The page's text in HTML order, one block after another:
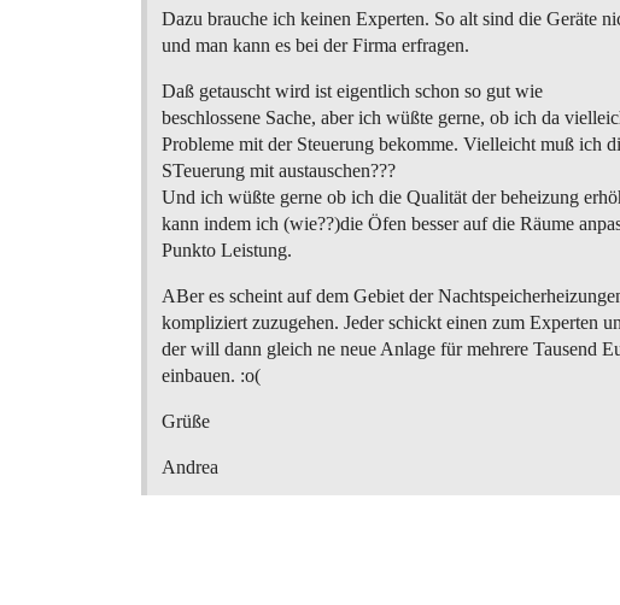
Dazu brauche ich keinen Experten. So alt sind die Geräte
und man kann es bei der Firma erfragen.
Daß getauscht wird ist eigentlich schon so gut wie
beschlossene Sache, aber ich wüßte gerne, ob ich da
Probleme mit der Steuerung bekomme. Vielleicht muß ich
STeuerung mit austauschen???
Und ich wüßte gerne ob ich die Qualität der beheizung
kann indem ich (wie??)die Öfen besser auf die Räume
Punkto Leistung.
ABer es scheint auf dem Gebiet der
kompliziert zuzugehen. Jeder schickt einen zum Experten
der will dann gleich ne neue Anlage für mehrere Tausend
einbauen. :o(
Grüße
Andrea